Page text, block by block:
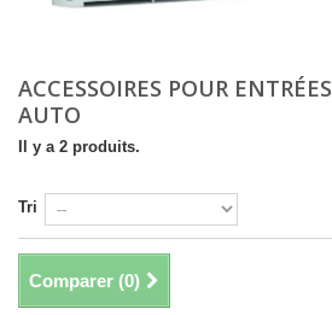
ACCESSOIRES POUR
AUTO
Il y a 2 produits.
Tri
Comparer (0)